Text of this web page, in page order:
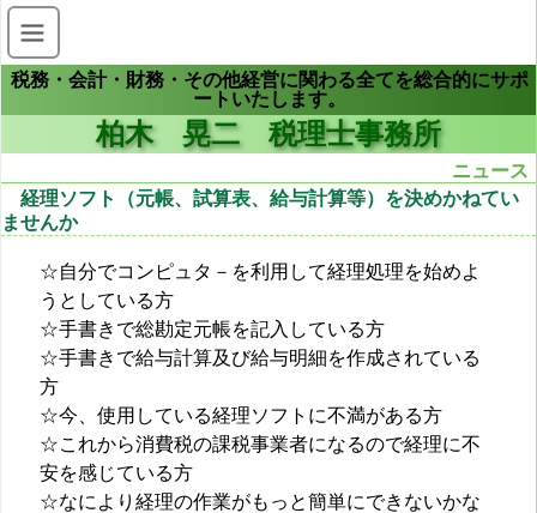
税務・会計・財務・その他経営に関わる全てを総合的にサポ
ートいたします。
柏木 晃二 税理士事務所
ニュース
経理ソフト（元帳、試算表、給与計算等）を決めかねてい
ませんか
☆自分でコンピュタ－を利用して経理処理を始めよ
うとしている方
☆手書きで総勘定元帳を記入している方
☆手書きで給与計算及び給与明細を作成されている
方
☆今、使用している経理ソフトに不満がある方
☆これから消費税の課税事業者になるので経理に不
安を感じている方
☆なにより経理の作業がもっと簡単にできないかな